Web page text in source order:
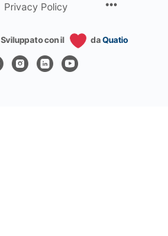
Privacy Policy
Sviluppato con il daQuatio